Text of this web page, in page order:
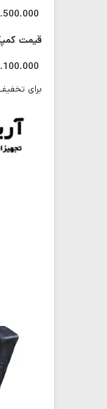
قیمت
برای